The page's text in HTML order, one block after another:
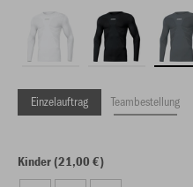
Einzelauftrag Teambestellung
Kinder (21,00 €)